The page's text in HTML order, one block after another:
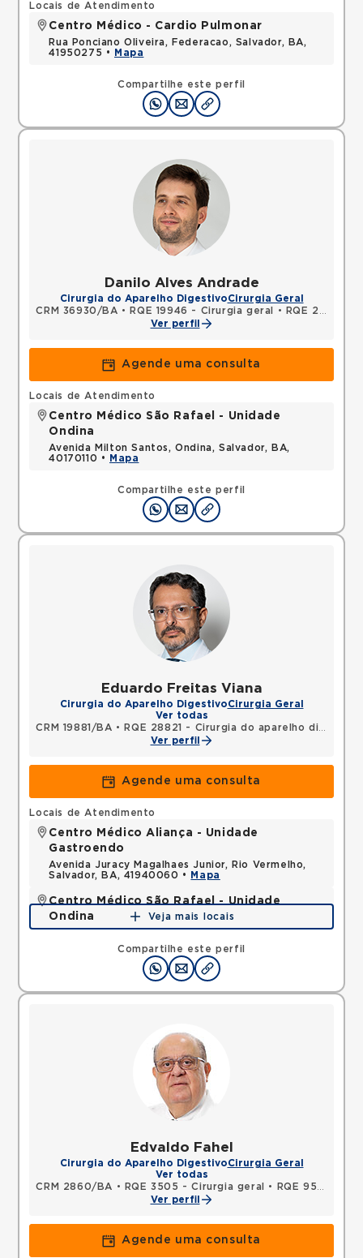
Compartilhe este perfil
Locais de Atendimento
Centro Médico - Cardio Pulmonar
Rua Ponciano Oliveira, Federacao, Salvador, BA,
41950275 •
Mapa
Danilo Alves Andrade
Cirurgia do Aparelho DigestivoCirurgia Geral
CRM 36930/BA • RQE 19946 - Cirurgia geral •
RQE 22279 - Cirurgia do aparelho digestivo
Ver perfil
Agende uma consulta
Compartilhe este perfil
Locais de Atendimento
Centro Médico São Rafael - Unidade
Ondina
Avenida Milton Santos, Ondina, Salvador, BA,
40170110 •
Mapa
Eduardo Freitas Viana
Cirurgia do Aparelho DigestivoCirurgia Geral
Ver todas
CRM 19881/BA • RQE 28821 - Cirurgia do aparelho digestivo
Ver perfil
Agende uma consulta
Compartilhe este perfil
Locais de Atendimento
Centro Médico Aliança - Unidade
Gastroendo
Avenida Juracy Magalhaes Junior, Rio Vermelho,
Salvador, BA, 41940060 •
Mapa
Centro Médico São Rafael - Unidade
Ondina
Avenida Milton Santos, Ondina, Salvador, BA,
Mapa
Veja mais locais
Edvaldo Fahel
Cirurgia do Aparelho DigestivoCirurgia Geral
Ver todas
CRM 2860/BA • RQE 3505 - Cirurgia geral •
RQE 9586 - Medicina intensiva
Ver perfil
Agende uma consulta